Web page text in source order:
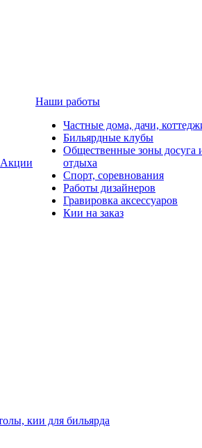
Акции
Наши работы
Частные дома, дачи,
Бильярдные клубы
Общественные зоны досуга
отдыха
Спорт, соревнования
Работы дизайнеров
Гравировка аксессуаров
Кии на заказ